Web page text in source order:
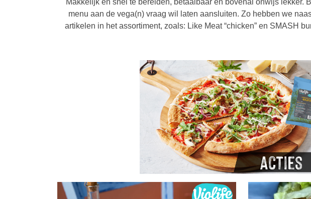
Makkelijk en snel te bereiden, betaalbaar en bovenal onwijs
menu aan de vega(n) vraag wil laten aansluiten. Zo hebben we
artikelen in het assortiment, zoals: Like Meat “chicken” en SMASH